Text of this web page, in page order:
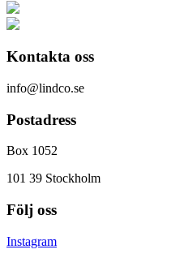
Kontakta oss
info@lindco.se
Postadress
Box 1052
101 39 Stockholm
Följ oss
Instagram